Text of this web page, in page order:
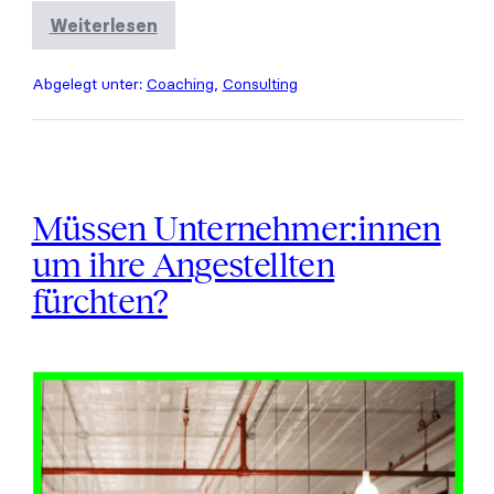
Weiterlesen
Erfahrung
ist
Wie
das
Abgelegt unter: Coaching, Consulting
Müssen Unternehmer:innen
um ihre Angestellten
fürchten?
Müssen
Unternehmer:innen
um
ihre